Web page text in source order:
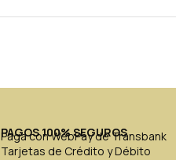
PAGOS 100% SEGUROS
Paga con WebPay de Transbank
Tarjetas de Crédito y Débito